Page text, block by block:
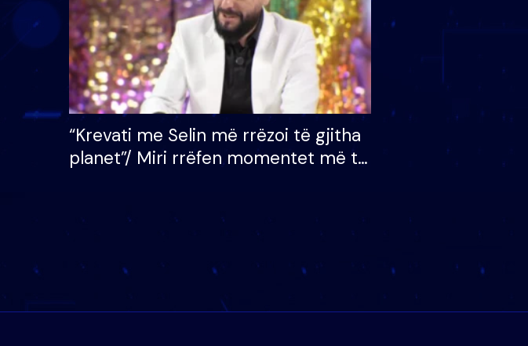
“Krevati me Selin më rrëzoi të gjitha
planet”/ Miri rrëfen momentet më të